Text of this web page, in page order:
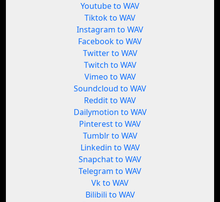
Youtube to WAV
Tiktok to WAV
Instagram to WAV
Facebook to WAV
Twitter to WAV
Twitch to WAV
Vimeo to WAV
Soundcloud to WAV
Reddit to WAV
Dailymotion to WAV
Pinterest to WAV
Tumblr to WAV
Linkedin to WAV
Snapchat to WAV
Telegram to WAV
Vk to WAV
Bilibili to WAV